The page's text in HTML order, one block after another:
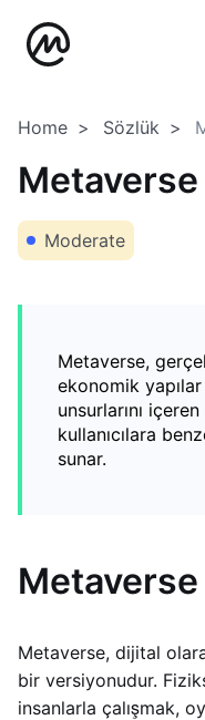
Home Sözlük
Metaverse
Moderate
Metaverse,
ekonomik
unsurlarını
kullanıcılara
sunar.
Metaverse, dijital
bir versiyonudur.
insanlarla çalışmak,